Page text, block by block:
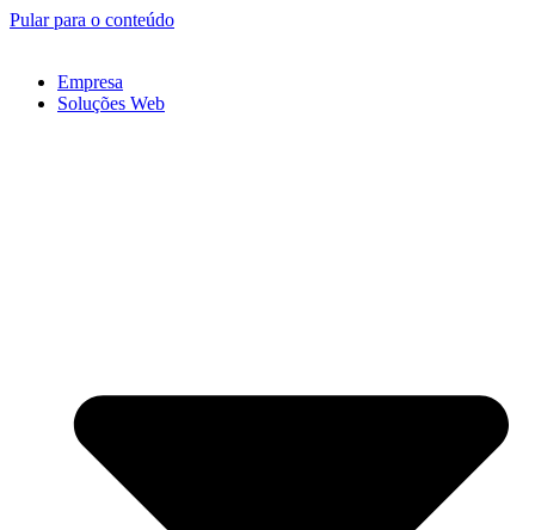
Pular para o conteúdo
Empresa
Soluções Web